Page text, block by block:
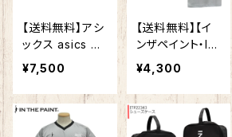
【送料無料】アシ
ックス asics メ
ンズ レディース
バスケットボー
ルシューズ ゲル
フープ V16 GEL
HOOP V16 106
¥7,500
【送料無料】【イ
ンザペイント・IN
THE PAINT 】レ
フリーシャツ IT
PRF600S セカ
ンドユニフォーム
バスケ スポーツ
¥4,300